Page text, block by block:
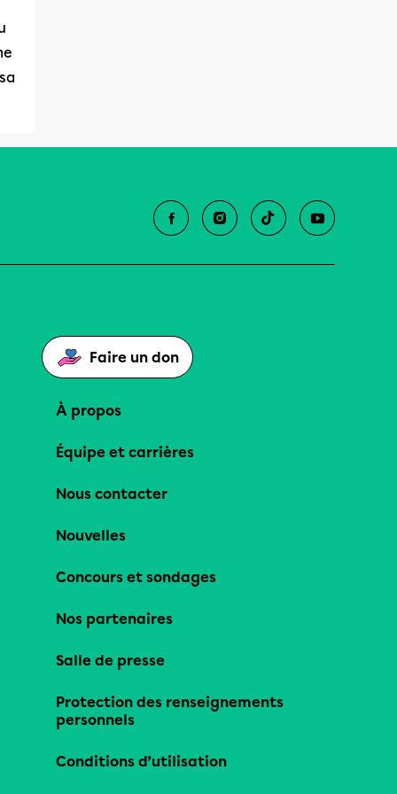
Faire un don
À propos
Équipe et carrières
Nous contacter
Nouvelles
Concours et sondages
Nos partenaires
Salle de presse
Protection des renseignements
personnels
Conditions d’utilisation